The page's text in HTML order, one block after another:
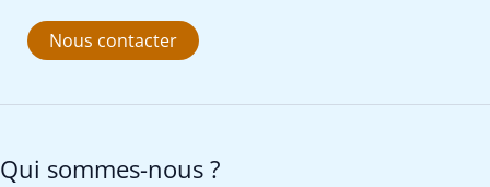
Nous contacter
Qui sommes-nous ?